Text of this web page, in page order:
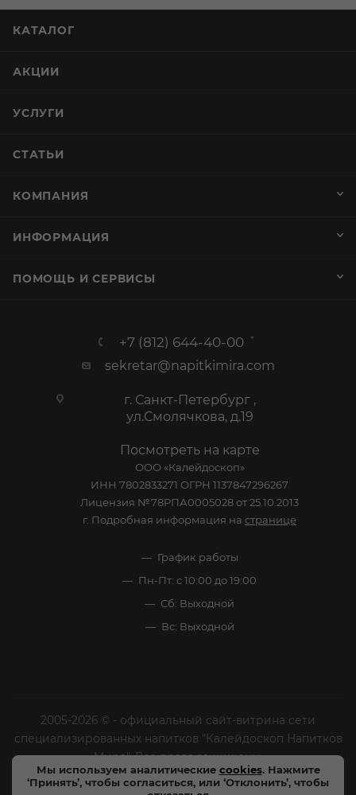
Мы используем аналитические cookies. Нажмите
‘Принять’, чтобы согласиться, или ‘Отклонить’, чтобы
КАТАЛОГ
АКЦИИ
УСЛУГИ
СТАТЬИ
КОМПАНИЯ
ИНФОРМАЦИЯ
ПОМОЩЬ И СЕРВИСЫ
+7 (812) 644-40-00
sekretar@napitkimira.com
г. Санкт-Петербург ,
ул.Смолячкова, д.19
Посмотреть на карте
ООО «Калейдоскоп»
ИНН 7802833271 ОГРН 1137847296267
Лицензия №78РПА0005028 от 25.10.2013
г. Подробная информация на странице
График работы
Пн-Пт: с 10:00 до 19:00
Сб: Выходной
Вс: Выходной
2005-2026 © - официальный сайт-витрина сети
специализированных напитков "Калейдоскоп Напитков
Мира". Все права защищены.